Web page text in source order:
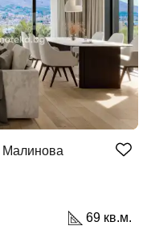
Малинова
69 кв.м.